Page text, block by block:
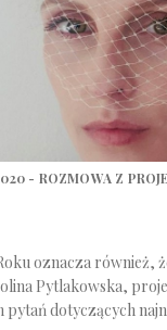
- ROZMOWA Z
oznacza również,
Pytlakowska,
pytań dotyczących